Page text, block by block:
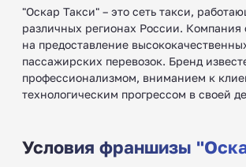
"Оскар Такси" – это сеть такси,
различных регионах России. Компания
на предоставление
пассажирских перевозок. Бренд
профессионализмом, вниманием к
технологическим прогрессом в своей
Условия франшизы